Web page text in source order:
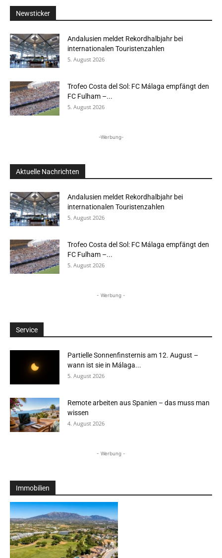
Newsticker
Andalusien meldet Rekordhalbjahr bei
internationalen Touristenzahlen
5. August 2026
Trofeo Costa del Sol: FC Málaga empfängt den
FC Fulham –...
5. August 2026
-Werbung-
Aktuelle Nachrichten
Andalusien meldet Rekordhalbjahr bei
internationalen Touristenzahlen
5. August 2026
Trofeo Costa del Sol: FC Málaga empfängt den
FC Fulham –...
5. August 2026
- Werbung -
Service
Partielle Sonnenfinsternis am 12. August –
wann ist sie in Málaga...
5. August 2026
Remote arbeiten aus Spanien – das muss man
wissen
4. August 2026
- Werbung -
Immobilien